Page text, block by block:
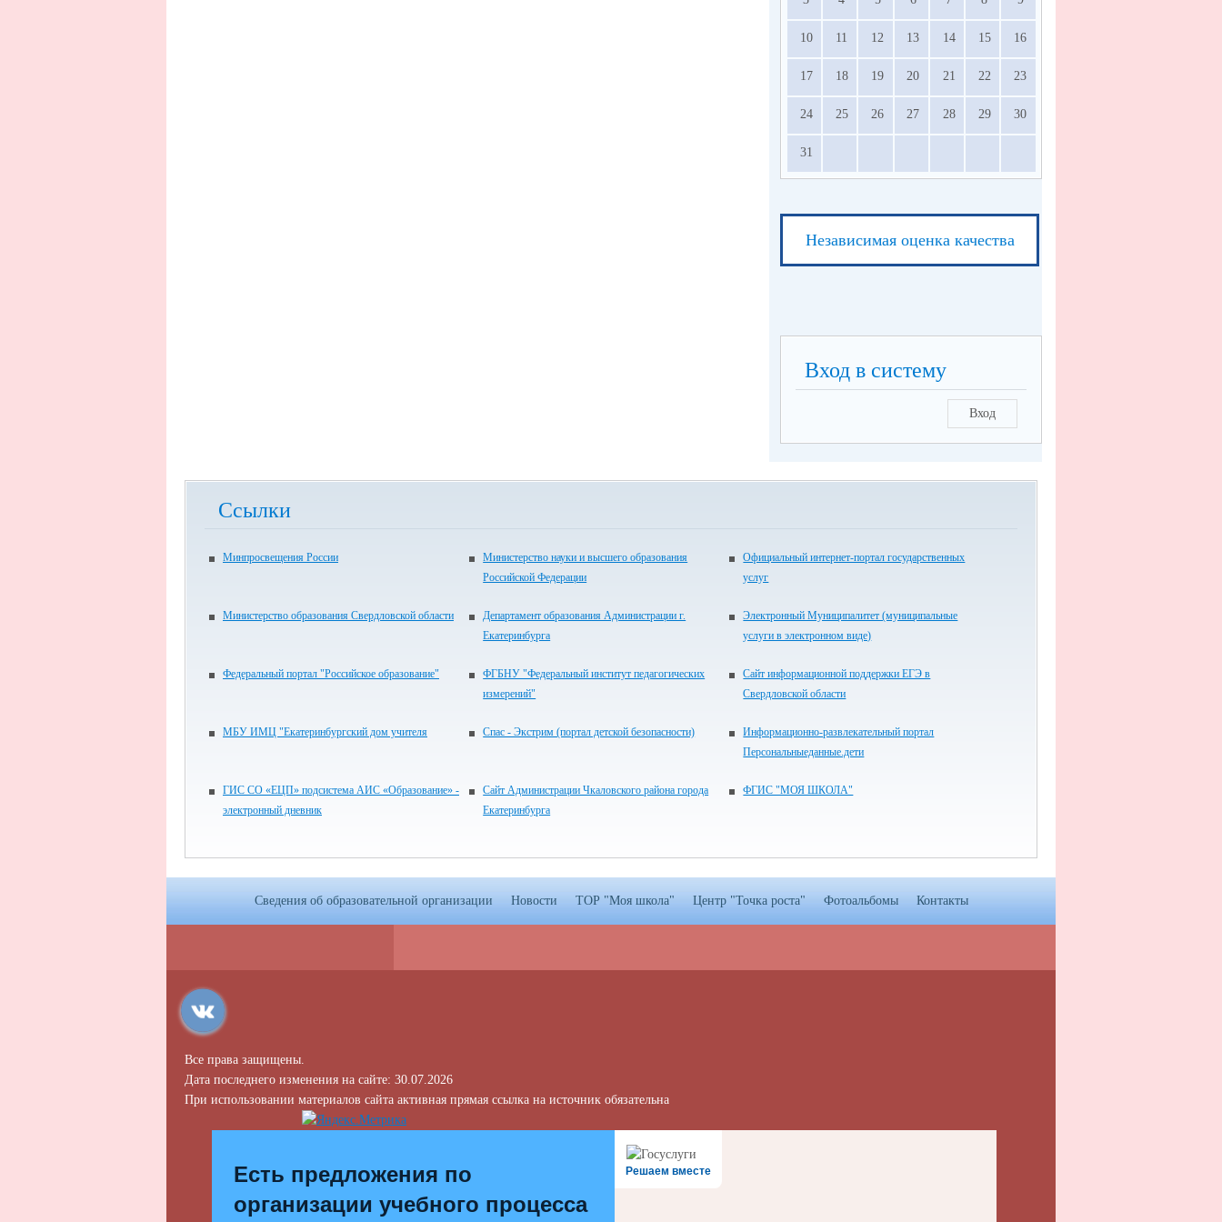
10 11 12 13 14 15 16
17 18 19 20 21 22 23
24 25 26 27 28 29 30
31
Независимая оценка качества
Вход в систему
Вход
Ссылки
Минпросвещения России
Министерство науки и высшего образования
Российской Федерации
Официальный интернет-портал государственных
услуг
Министерство образования Свердловской области
Департамент образования Администрации г.
Екатеринбурга
Электронный Муниципалитет (муниципальные
услуги в электронном виде)
Федеральный портал "Российское образование"
ФГБНУ "Федеральный институт педагогических
измерений"
Сайт информационной поддержки ЕГЭ в
Свердловской области
МБУ ИМЦ "Екатеринбургский дом учителя Спас - Экстрим (портал детской безопасности)
Информационно-развлекательный портал
Персональныеданные.дети
ГИС СО «ЕЦП» подсистема АИС «Образование» -
электронный дневник
Сайт Администрации Чкаловского района города
Екатеринбурга
ФГИС "МОЯ ШКОЛА"
Сведения об образовательной организации Новости ТОР "Моя школа" Центр "Точка роста" Фотоальбомы Контакты
Все права защищены.
Дата последнего изменения на сайте: 30.07.2026
При использовании материалов сайта активная прямая ссылка на источник обязательна
Решаем вместе
Есть предложения по
организации учебного процесса